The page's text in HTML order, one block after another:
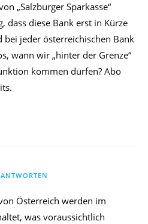
„Salzburger Sparkasse“
dass diese Bank erst in Kürze
jeder österreichischen Bank
wann wir „hinter der Grenze“
kommen dürfen? Abo
ANTWORTEN
Österreich werden im
was voraussichtlich